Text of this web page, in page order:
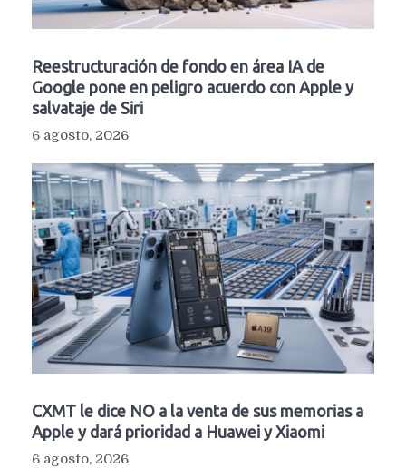
Reestructuración de fondo en área IA de
Google pone en peligro acuerdo con Apple y
salvataje de Siri
6 agosto, 2026
CXMT le dice NO a la venta de sus memorias a
Apple y dará prioridad a Huawei y Xiaomi
6 agosto, 2026